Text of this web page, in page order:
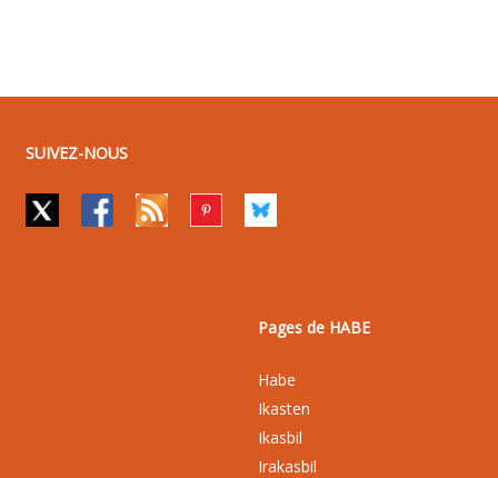
SUIVEZ-NOUS
Pages de HABE
Habe
Ikasten
Ikasbil
Irakasbil